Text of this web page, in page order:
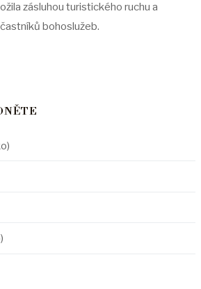
zásluhou turistického ruchu a
bohoslužeb.